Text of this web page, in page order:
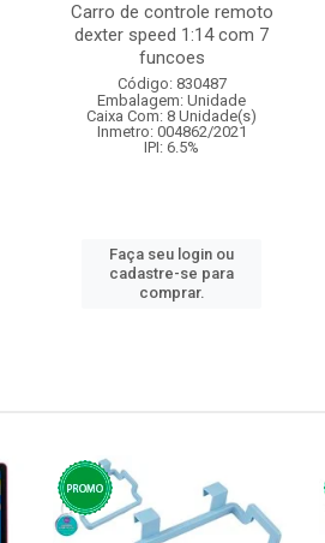
Carro de controle remoto
dexter speed 1:14 com 7
funcoes
Código: 830487
Embalagem: Unidade
Caixa Com: 8 Unidade(s)
Inmetro: 004862/2021
IPI: 6.5%
Faça seu login ou
cadastre-se para
comprar.